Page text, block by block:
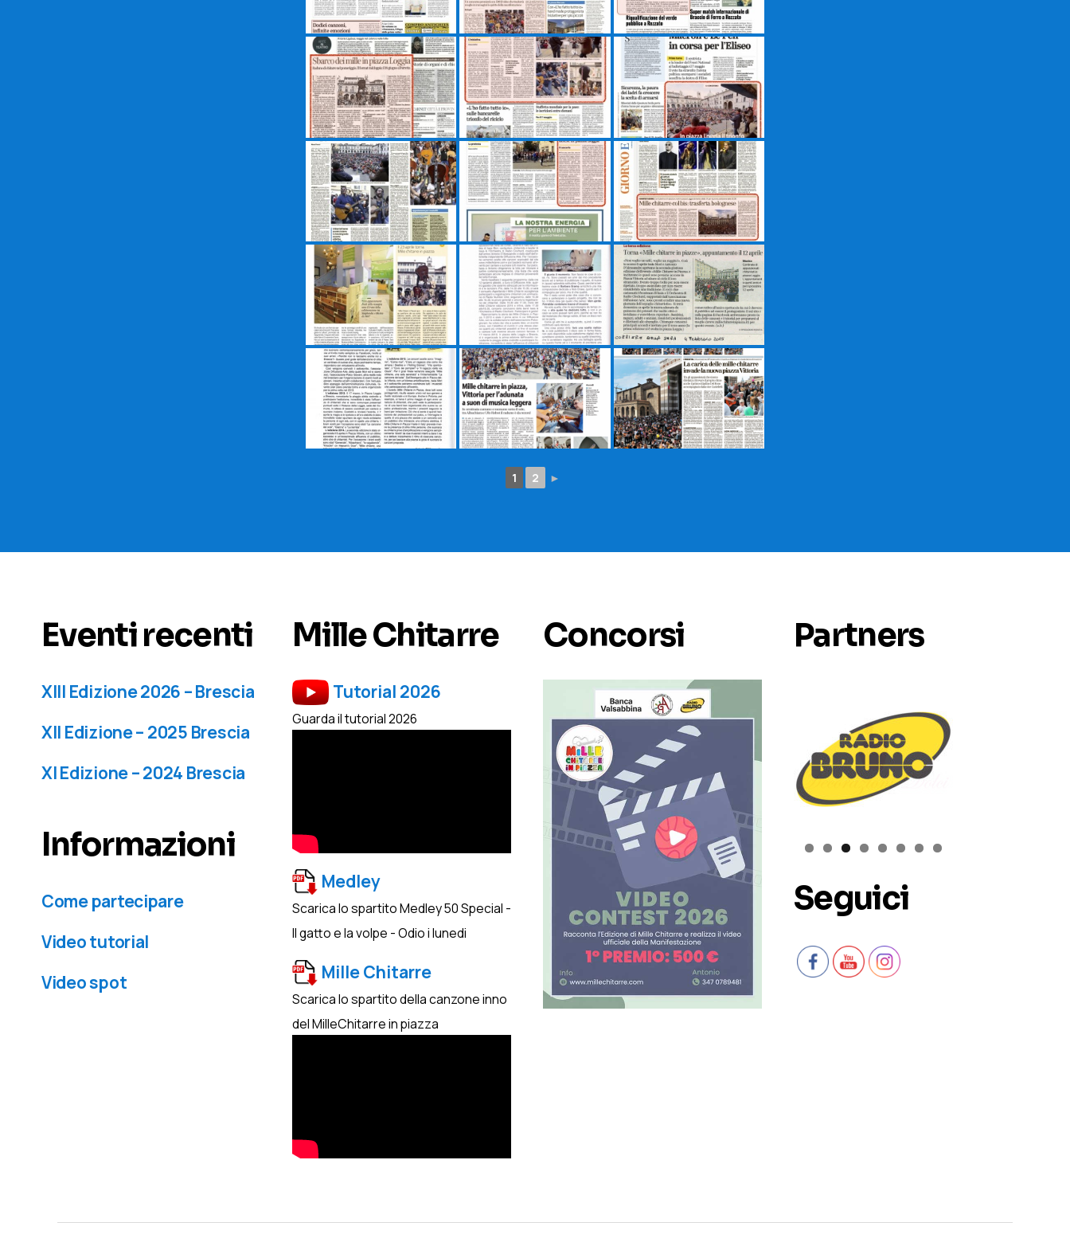
1 2 ►
Eventi recenti
XIII Edizione 2026 – Brescia
XII Edizione – 2025 Brescia
XI Edizione – 2024 Brescia
Informazioni
Come partecipare
Video tutorial
Video spot
Mille Chitarre
Tutorial 2026
Guarda il tutorial 2026
Medley
Scarica lo spartito Medley 50 Special -
Il gatto e la volpe - Odio i lunedi
Mille Chitarre
Scarica lo spartito della canzone inno
del MilleChitarre in piazza
Concorsi Partners
Seguici